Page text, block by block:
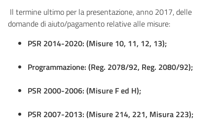
Il termine ultimo per la presentazione, anno 2017, delle
domande di aiuto/pagamento relative alle misure:
PSR 2014-2020: (Misure 10, 11, 12, 13);
Programmazione: (Reg. 2078/92, Reg. 2080/92);
PSR 2000-2006: (Misure F ed H);
PSR 2007-2013: (Misure 214, 221, Misura 223);